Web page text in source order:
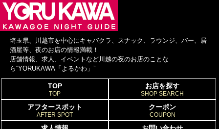
埼玉県、川越市を中心にキャバクラ、スナック、ラウンジ、バー、居
酒屋等、夜のお店の情報満載！
店舗情報、求人、イベントなど川越の夜のお店のことな
ら“YORUKAWA「よるかわ」”
TOP
TOP
お店を探す
SHOP SEARCH
アフタースポット
AFTER SPOT
クーポン
COUPON